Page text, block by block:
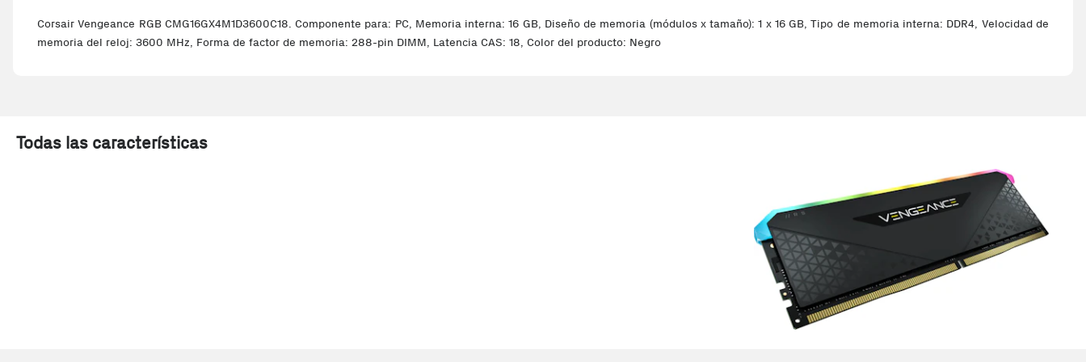
Corsair Vengeance RGB CMG16GX4M1D3600C18. Componente para: PC, Memoria interna: 16 GB, Diseño de memoria (módulos x tamaño): 1 x 16 GB, Tipo de memoria interna: DDR4, Velocidad de
memoria del reloj: 3600 MHz, Forma de factor de memoria: 288-pin DIMM, Latencia CAS: 18, Color del producto: Negro
Todas las características